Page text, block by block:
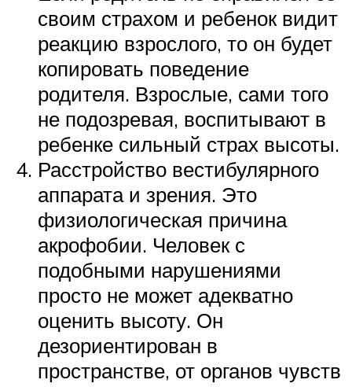
своим страхом и ребенок видит
реакцию взрослого, то он будет
копировать поведение
родителя. Взрослые, сами того
не подозревая, воспитывают в
ребенке сильный страх высоты.
Расстройство вестибулярного
аппарата и зрения. Это
физиологическая причина
акрофобии. Человек с
подобными нарушениями
просто не может адекватно
оценить высоту. Он
дезориентирован в
пространстве, от органов чувств